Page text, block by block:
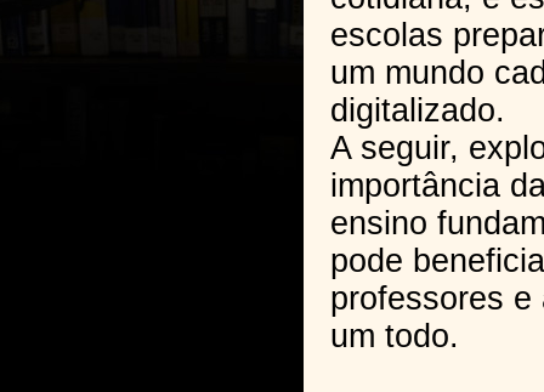
escolas
um mundo
digitalizado.
A seguir,
importância
ensino
pode
professores e
um todo.